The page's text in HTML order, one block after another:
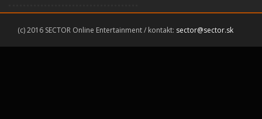
(c) 2016 SECTOR Online Entertainment / kontakt: sector@sector.sk